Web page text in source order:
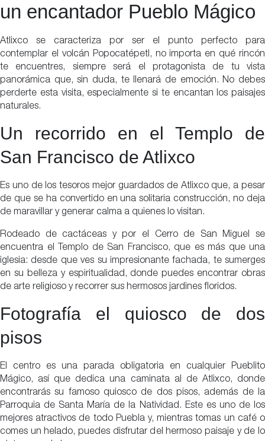
un encantador Pueblo Mágico
Atlixco se caracteriza por ser el punto perfecto para
contemplar el volcán Popocatépetl, no importa en qué rincón
te encuentres, siempre será el protagonista de tu vista
panorámica que, sin duda, te llenará de emoción. No debes
perderte esta visita, especialmente si te encantan los paisajes
naturales.
Un recorrido en el Templo de
San Francisco de Atlixco
Es uno de los tesoros mejor guardados de Atlixco que, a pesar
de que se ha convertido en una solitaria construcción, no deja
de maravillar y generar calma a quienes lo visitan.
Rodeado de cactáceas y por el Cerro de San Miguel se
encuentra el Templo de San Francisco, que es más que una
iglesia: desde que ves su impresionante fachada, te sumerges
en su belleza y espiritualidad, donde puedes encontrar obras
de arte religioso y recorrer sus hermosos jardines floridos.
Fotografía el quiosco de dos
pisos
El centro es una parada obligatoria en cualquier Pueblito
Mágico, así que dedica una caminata al de Atlixco, donde
encontrarás su famoso quiosco de dos pisos, además de la
Parroquia de Santa María de la Natividad. Este es uno de los
mejores atractivos de todo Puebla y, mientras tomas un café o
comes un helado, puedes disfrutar del hermoso paisaje y de lo